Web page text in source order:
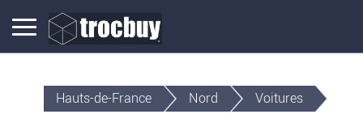
Hauts-de-France Nord Voitures